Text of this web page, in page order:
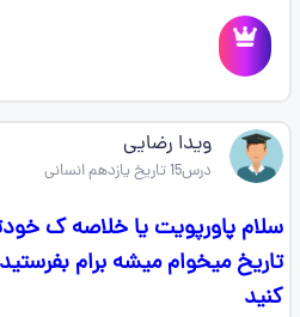
ویدا رضایی
درس15 تاریخ یازدهم انسانی
تاریخ میخوام میشه برام
کنید